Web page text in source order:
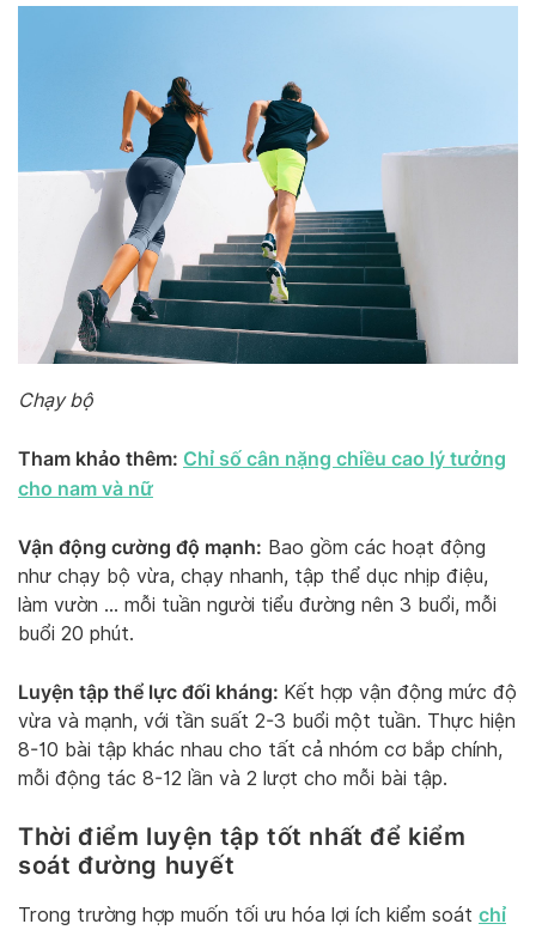
Chạy bộ
Tham khảo thêm: Chỉ số cân nặng chiều cao lý tưởng
cho nam và nữ
Vận động cường độ mạnh: Bao gồm các hoạt động
như chạy bộ vừa, chạy nhanh, tập thể dục nhịp điệu,
làm vườn … mỗi tuần người tiểu đường nên 3 buổi, mỗi
buổi 20 phút.
Luyện tập thể lực đối kháng: Kết hợp vận động mức độ
vừa và mạnh, với tần suất 2-3 buổi một tuần. Thực hiện
8-10 bài tập khác nhau cho tất cả nhóm cơ bắp chính,
mỗi động tác 8-12 lần và 2 lượt cho mỗi bài tập.
Thời điểm luyện tập tốt nhất để kiểm
soát đường huyết
Trong trường hợp muốn tối ưu hóa lợi ích kiểm soát chỉ